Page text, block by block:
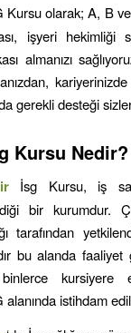
Kursu olarak; A, B ve
işyeri hekimliği
almanızı
gerekli desteği
Kursu Nedir?
İsg Kursu, iş
bir kurumdur.
tarafından
bu alanda faaliyet
kursiyere
istihdam